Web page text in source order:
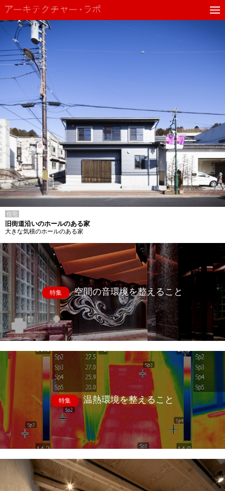
住宅
旧街道沿いのホールのある家
大きな気積のホールのある家
特集 空間の音環境を整えること
特集 温熱環境を整えること